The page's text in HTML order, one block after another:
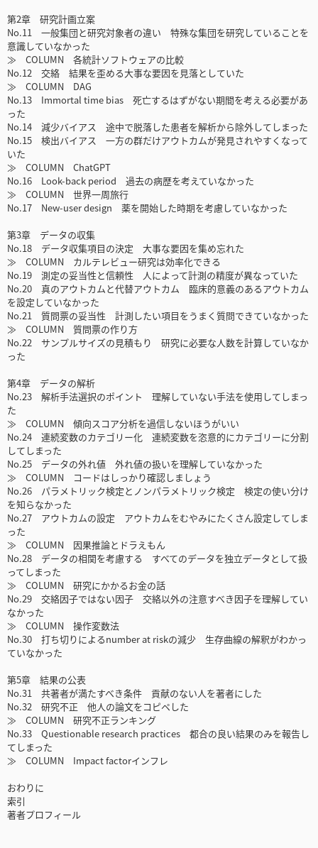
第2章 研究計画立案
No.11 一般集団と研究対象者の違い 特殊な集団を研究していることを
意識していなかった
≫ COLUMN 各統計ソフトウェアの比較
No.12 交絡 結果を歪める大事な要因を見落としていた
≫ COLUMN DAG
No.13 Immortal time bias 死亡するはずがない期間を考える必要があ
った
No.14 減少バイアス 途中で脱落した患者を解析から除外してしまった
No.15 検出バイアス 一方の群だけアウトカムが発見されやすくなって
いた
≫ COLUMN ChatGPT
No.16 Look-back period 過去の病歴を考えていなかった
≫ COLUMN 世界一周旅行
No.17 New-user design 薬を開始した時期を考慮していなかった
第3章 データの収集
No.18 データ収集項目の決定 大事な要因を集め忘れた
≫ COLUMN カルテレビュー研究は効率化できる
No.19 測定の妥当性と信頼性 人によって計測の精度が異なっていた
No.20 真のアウトカムと代替アウトカム 臨床的意義のあるアウトカム
を設定していなかった
No.21 質問票の妥当性 計測したい項目をうまく質問できていなかった
≫ COLUMN 質問票の作り方
No.22 サンプルサイズの見積もり 研究に必要な人数を計算していなか
った
第4章 データの解析
No.23 解析手法選択のポイント 理解していない手法を使用してしまっ
た
≫ COLUMN 傾向スコア分析を過信しないほうがいい
No.24 連続変数のカテゴリー化 連続変数を恣意的にカテゴリーに分割
してしまった
No.25 データの外れ値 外れ値の扱いを理解していなかった
≫ COLUMN コードはしっかり確認しましょう
No.26 パラメトリック検定とノンパラメトリック検定 検定の使い分け
を知らなかった
No.27 アウトカムの設定 アウトカムをむやみにたくさん設定してしま
った
≫ COLUMN 因果推論とドラえもん
No.28 データの相関を考慮する すべてのデータを独立データとして扱
ってしまった
≫ COLUMN 研究にかかるお金の話
No.29 交絡因子ではない因子 交絡以外の注意すべき因子を理解してい
なかった
≫ COLUMN 操作変数法
No.30 打ち切りによるnumber at riskの減少 生存曲線の解釈がわかっ
ていなかった
第5章 結果の公表
No.31 共著者が満たすべき条件 貢献のない人を著者にした
No.32 研究不正 他人の論文をコピペした
≫ COLUMN 研究不正ランキング
No.33 Questionable research practices 都合の良い結果のみを報告し
てしまった
≫ COLUMN Impact factorインフレ
おわりに
索引
著者プロフィール